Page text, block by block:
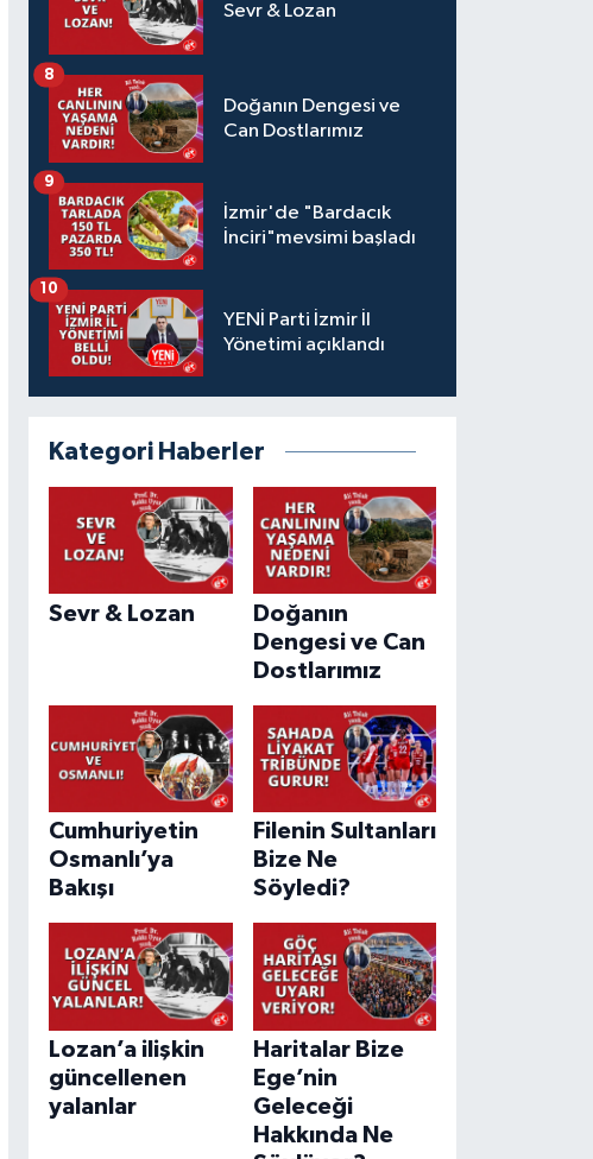
Sevr & Lozan
Doğanın Dengesi ve
Can Dostlarımız
8
İzmir'de "Bardacık
İnciri"mevsimi başladı
9
YENİ Parti İzmir İl
Yönetimi açıklandı
10
Kategori Haberler
Sevr & Lozan
Doğanın
Dengesi ve Can
Dostlarımız
Cumhuriyetin
Osmanlı’ya
Bakışı
Filenin Sultanları
Bize Ne
Söyledi?
Lozan’a ilişkin
güncellenen
yalanlar
Haritalar Bize
Ege’nin
Geleceği
Hakkında Ne